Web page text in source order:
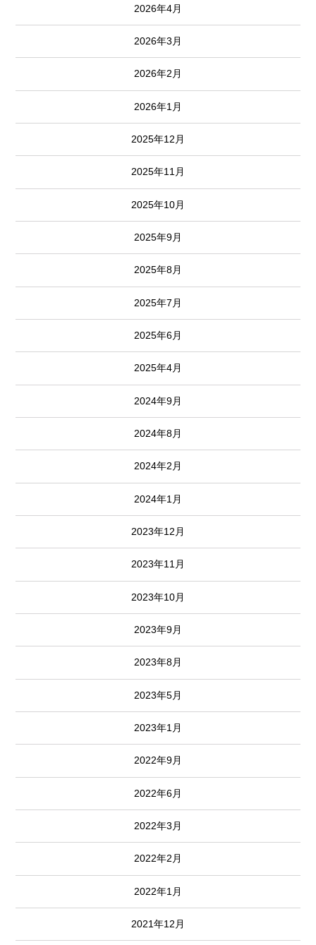
2026年4月
2026年3月
2026年2月
2026年1月
2025年12月
2025年11月
2025年10月
2025年9月
2025年8月
2025年7月
2025年6月
2025年4月
2024年9月
2024年8月
2024年2月
2024年1月
2023年12月
2023年11月
2023年10月
2023年9月
2023年8月
2023年5月
2023年1月
2022年9月
2022年6月
2022年3月
2022年2月
2022年1月
2021年12月